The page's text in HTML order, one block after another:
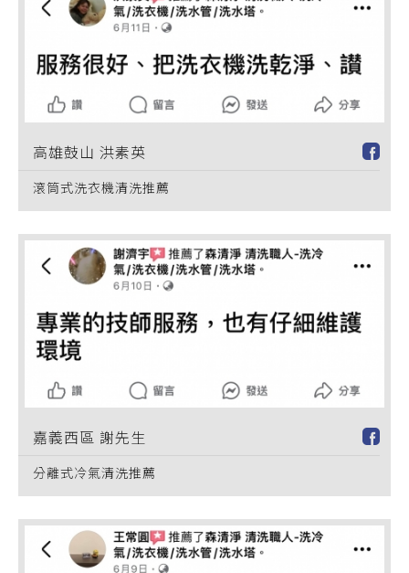
高雄鼓山 洪素英
滾筒式洗衣機清洗推薦
嘉義西區 謝先生
分離式冷氣清洗推薦